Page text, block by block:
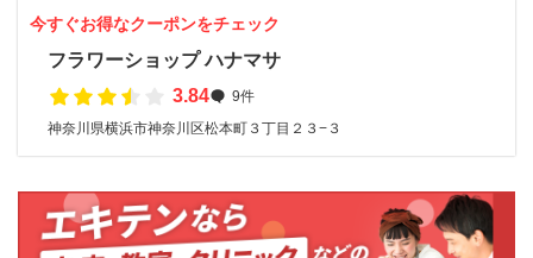
今すぐお得なクーポンをチェック
フラワーショップ ハナマサ
3.84
9件
神奈川県横浜市神奈川区松本町３丁目２３−３